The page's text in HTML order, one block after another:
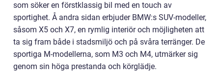
som söker en förstklassig bil med en touch av
sportighet. Å andra sidan erbjuder BMW:s SUV-modeller,
såsom X5 och X7, en rymlig interiör och möjligheten att
ta sig fram både i stadsmiljö och på svåra terränger. De
sportiga M-modellerna, som M3 och M4, utmärker sig
genom sin höga prestanda och körglädje.